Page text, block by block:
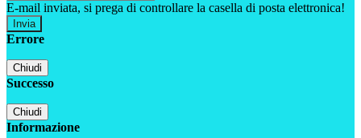
E-mail inviata, si prega di controllare la casella di posta elettronica!
Errore
Chiudi
Successo
Chiudi
Informazione